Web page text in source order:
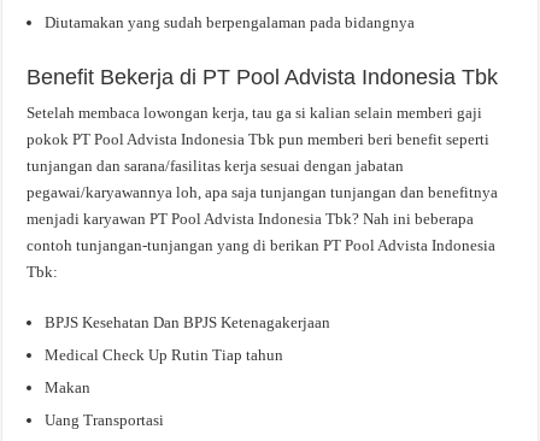
Diutamakan yang sudah berpengalaman pada bidangnya
Benefit Bekerja di PT Pool Advista Indonesia Tbk
Setelah membaca lowongan kerja, tau ga si kalian selain memberi gaji
pokok PT Pool Advista Indonesia Tbk pun memberi beri benefit seperti
tunjangan dan sarana/fasilitas kerja sesuai dengan jabatan
pegawai/karyawannya loh, apa saja tunjangan tunjangan dan benefitnya
menjadi karyawan PT Pool Advista Indonesia Tbk? Nah ini beberapa
contoh tunjangan-tunjangan yang di berikan PT Pool Advista Indonesia
Tbk:
BPJS Kesehatan Dan BPJS Ketenagakerjaan
Medical Check Up Rutin Tiap tahun
Makan
Uang Transportasi